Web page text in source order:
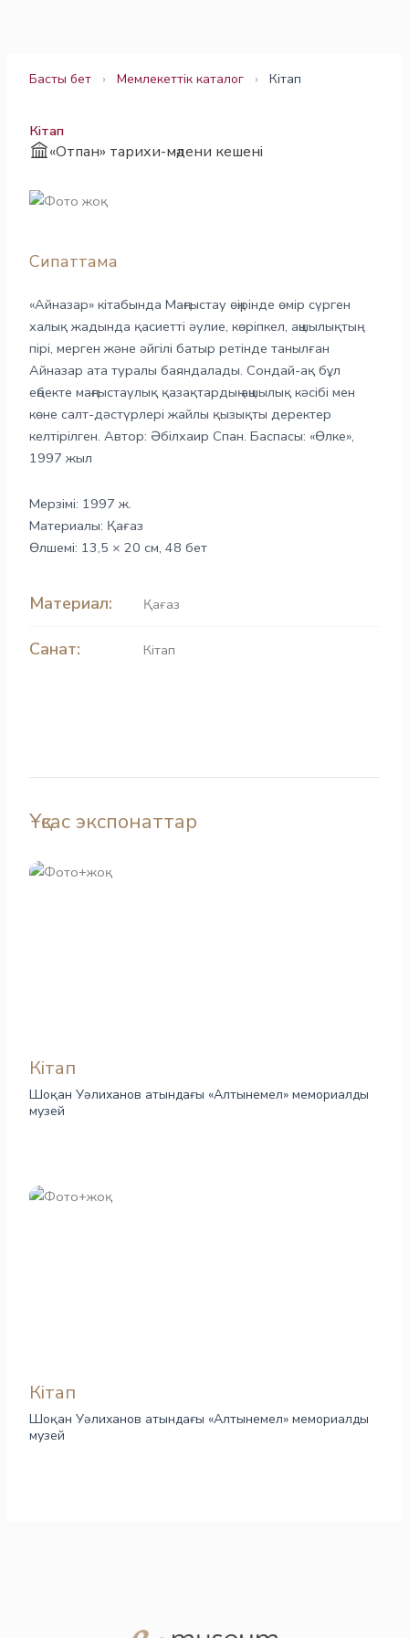
Басты бет › Мемлекеттік каталог › Кітап
Кітап
«Отпан» тарихи-мәдени кешені
Сипаттама
«Айназар» кітабында Маңғыстау өңірінде өмір сүрген
халық жадында қасиетті әулие, көріпкел, аңшылықтың
пірі, мерген және әйгілі батыр ретінде танылған
Айназар ата туралы баяндалады. Сондай-ақ бұл
еңбекте маңғыстаулық қазақтардың аңшылық кәсібі мен
көне салт-дәстүрлері жайлы қызықты деректер
келтірілген. Автор: Әбілхаир Спан. Баспасы: «Өлке»,
1997 жыл
Мерзімі: 1997 ж.
Материалы: Қағаз
Өлшемі: 13,5 × 20 см, 48 бет
Материал: Қағаз
Санат: Кітап
Ұқсас экспонаттар
Кітап
Шоқан Уәлиханов атындағы «Алтынемел» мемориалды
музей
Кітап
Шоқан Уәлиханов атындағы «Алтынемел» мемориалды
музей